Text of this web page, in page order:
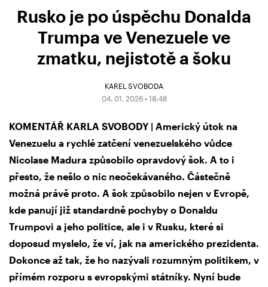
Rusko je po úspěchu Donalda
Trumpa ve Venezuele ve
zmatku, nejistotě a šoku
KAREL SVOBODA
04. 01. 2026 • 18:48
KOMENTÁŘ KARLA SVOBODY | Americký útok na
Venezuelu a rychlé zatčení venezuelského vůdce
Nicolase Madura způsobilo opravdový šok. A to i
přesto, že nešlo o nic neočekávaného. Částečně
možná právě proto. A šok způsobilo nejen v Evropě,
kde panují již standardně pochyby o Donaldu
Trumpovi a jeho politice, ale i v Rusku, které si
doposud myslelo, že ví, jak na amerického prezidenta.
Dokonce až tak, že ho nazývali rozumným politikem, v
přímém rozporu s evropskými státníky. Nyní bude